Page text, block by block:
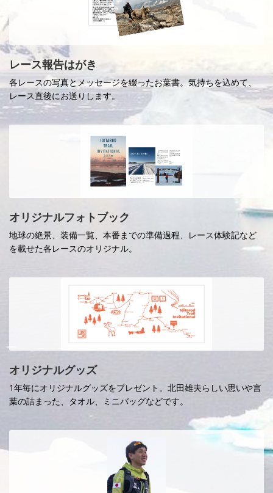
レース報告はがき
各レースの写真とメッセージを綴ったお葉書。気持ちを込めて、
レース直後にお送りします。
オリジナルフォトブック
地球の絶景、装備一覧、本番までの準備過程、レース体験記など
を載せた各レースのオリジナル。
オリジナルグッズ
1年毎にオリジナルグッズをプレゼント。北田雄夫らしい思いや言
葉の詰まった、タオル、ミニバッグなどです。